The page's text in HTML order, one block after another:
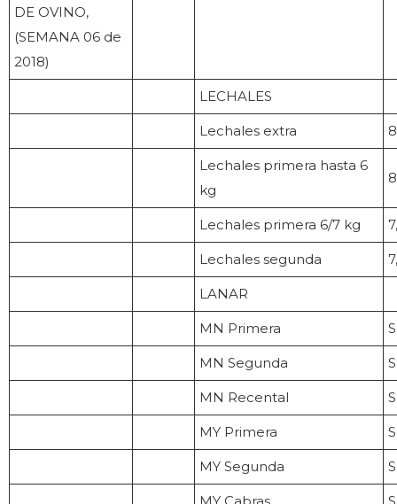
DE OVINO,
(SEMANA 06 de
2018)
LECHALES
Lechales extra
Lechales primera hasta 6
kg
Lechales primera 6/7 kg
Lechales segunda
LANAR
MN Primera
MN Segunda
MN Recental
MY Primera
MY Segunda